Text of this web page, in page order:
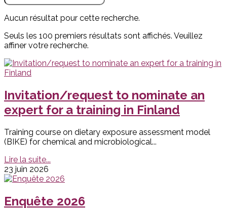
Aucun résultat pour cette recherche.
Seuls les 100 premiers résultats sont affichés. Veuillez
affiner votre recherche.
Invitation/request to nominate an
expert for a training in Finland
Training course on dietary exposure assessment model
(BIKE) for chemical and microbiological...
Lire la suite...
23 juin 2026
Enquête 2026